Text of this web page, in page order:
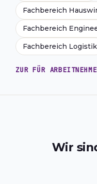
Fachbereich
Fachbereich
Fachbereich Logistik
ZUR FÜR
Wir